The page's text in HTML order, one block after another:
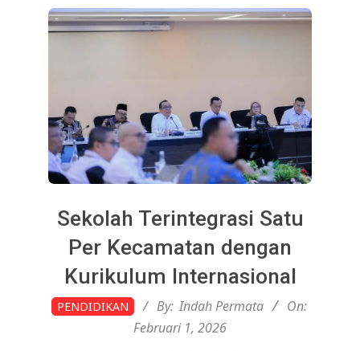
Sekolah Terintegrasi Satu
Per Kecamatan dengan
Kurikulum Internasional
2026-
02-
PENDIDIKAN By: Indah Permata
On:
Februari 1, 2026